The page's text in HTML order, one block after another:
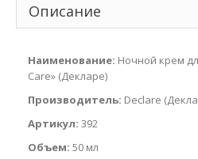
Описание
Наименование: Ночной крем
Care» (Декларе)
Производитель: Declare
Артикул: 392
Объем: 50 мл